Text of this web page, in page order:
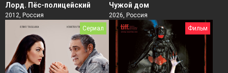
Лорд. Пёс-полицейский
2012, Россия
Чужой дом
2026, Россия
Сериал
Фильм